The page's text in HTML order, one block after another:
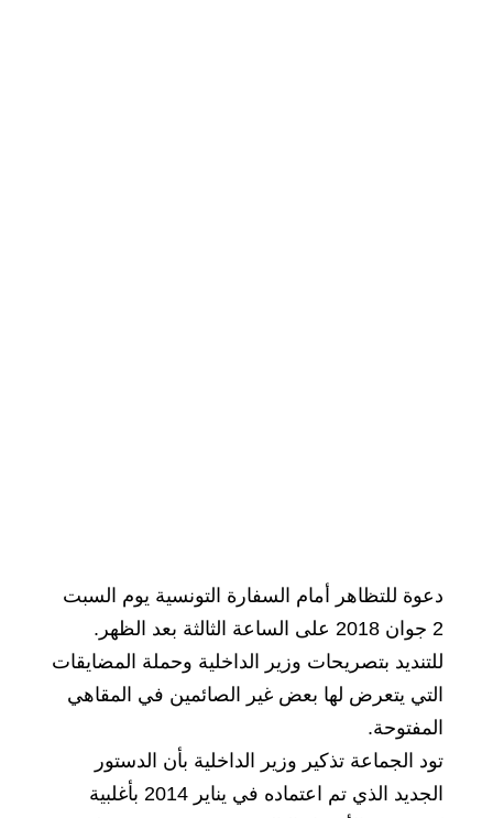
دعوة للتظاهر أمام السفارة التونسية يوم السبت
2 جوان 2018 على الساعة الثالثة بعد الظهر.
للتنديد بتصريحات وزير الداخلية وحملة المضايقات
التي يتعرض لها بعض غير الصائمين في المقاهي
المفتوحة.
تود الجماعة تذكير وزير الداخلية بأن الدستور
الجديد الذي تم اعتماده في يناير 2014 بأغلبية